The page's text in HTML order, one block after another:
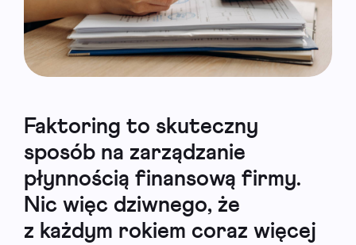
Faktoring to skuteczny
sposób na zarządzanie
płynnością finansową firmy.
Nic więc dziwnego, że
z każdym rokiem coraz więcej